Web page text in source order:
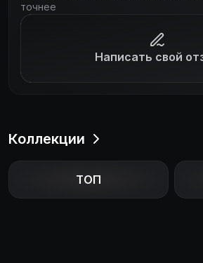
точнее
Написать свой
Коллекции
ТОП